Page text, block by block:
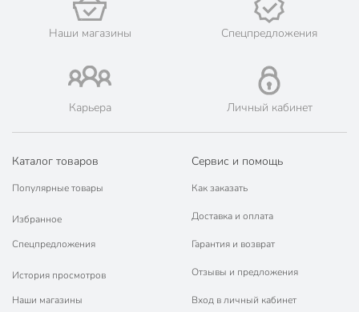
Наши магазины Спецпредложения
Карьера Личный кабинет
Каталог товаров
Популярные товары
Избранное
Спецпредложения
История просмотров
Наши магазины
Сервис и помощь
Как заказать
Доставка и оплата
Гарантия и возврат
Отзывы и предложения
Вход в личный кабинет